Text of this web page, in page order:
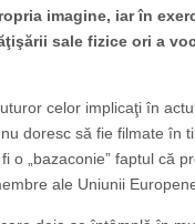
imagine, iar în
sale fizice ori a
celor implicaţi în
doresc să fie filmate în
o „bazaconie” faptul că
ale Uniunii